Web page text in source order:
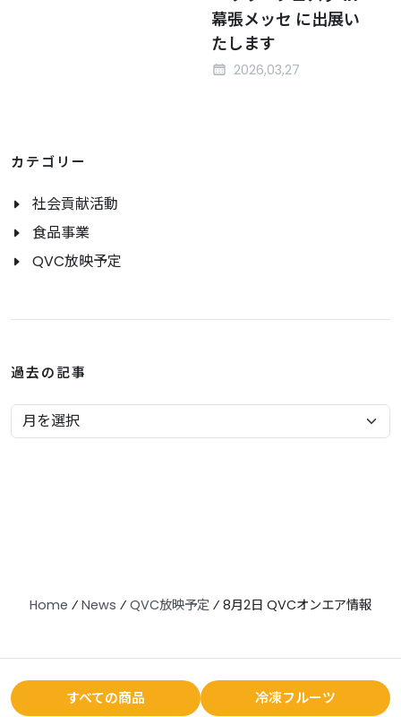
幕張メッセ に出展い
たします
2026,03,27
カテゴリー
社会貢献活動
食品事業
QVC放映予定
過去の記事
Home ⁄ News ⁄ QVC放映予定 ⁄ 8月2日 QVCオンエア情報
すべての商品 冷凍フルーツ